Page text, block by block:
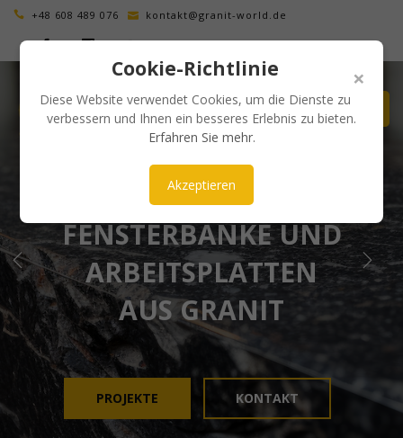
×
Cookie-Richtlinie
Diese Website verwendet Cookies, um die Dienste zu
verbessern und Ihnen ein besseres Erlebnis zu bieten.
Erfahren Sie mehr.
Akzeptieren
+48 608 489 076 kontakt@granit-world.de
ÄSTHETISCH UND ZEITLOS
FENSTERBÄNKE UND
ARBEITSPLATTEN
AUS GRANIT
PROJEKTE KONTAKT